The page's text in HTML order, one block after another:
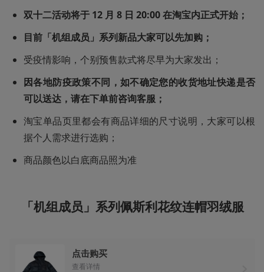
双十二活动将于 12 月 8 日 20:00 在淘宝内正式开始；
目前「机组成员」系列新品大家可以先加购；
受疫情影响，个别预售款式将尽早为大家发出；
因各地防疫政策不同，如不确定您的收货地址快递是否
可以送达，请在下单前咨询客服；
淘宝单品页里都会有商品详细的尺寸说明，大家可以根
据个人需求进行选购；
商品颜色以白底商品照为准
「机组成员」系列佩斯利花纹连帽羽绒服
点击购买
查看详情